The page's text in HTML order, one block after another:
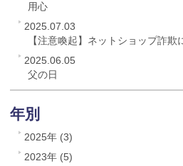
用心
2025.07.03
【注意喚起】ネットショップ詐欺
2025.06.05
父の日
年別
2025年 (3)
2023年 (5)